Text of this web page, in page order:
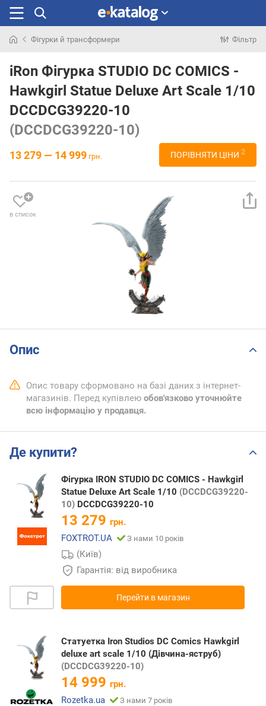
раніше
Фігурки й трансформери Фільтр
iRon Фігурка STUDIO DC COMICS -
Hawkgirl Statue Deluxe Art Scale 1/10
DCCDCG39220-10
(DCCDCG39220-10)
13 279 — 14 999 грн. ПОРІВНЯТИ ЦІНИ 2
в список
Опис
Опис товару сформовано на базі даних з інтернет-
магазинів. Перед купівлею обов'язково уточнюйте
всю інформацію у продавця.
Де купити?
Фігурка IRON STUDIO DC COMICS - Hawkgirl
Statue Deluxe Art Scale 1/10 (DCCDCG39220-
10) DCCDCG39220-10
13 279 грн.
FOXTROT.UA
З нами 10 років
(Київ)
Гарантія: від виробника
Перейти в магазин
Статуетка Iron Studios DC Comics Hawkgirl
deluxe art scale 1/10 (Дівчина-яструб)
(DCCDCG39220-10)
14 999 грн.
Rozetka.ua
З нами 7 років